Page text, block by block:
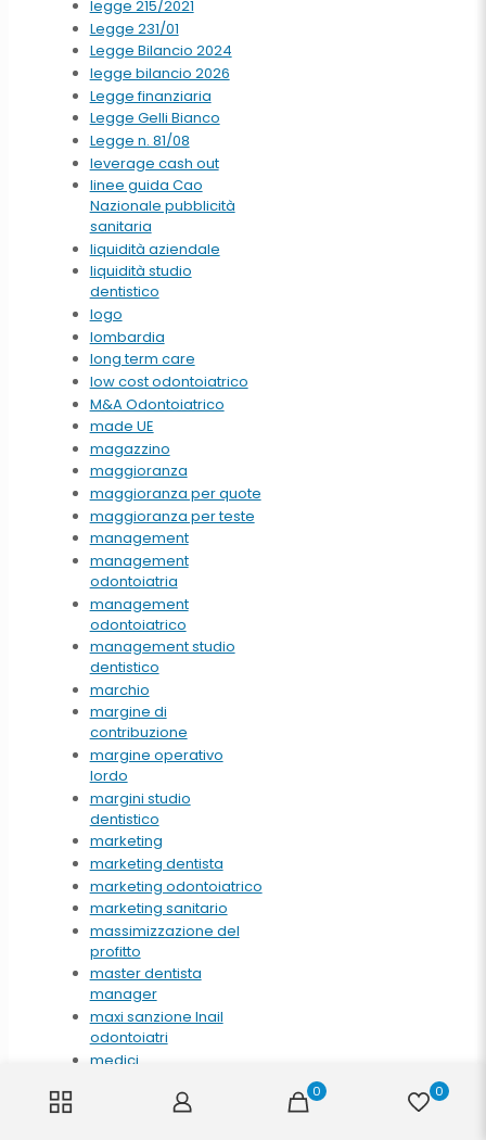
legge 215/2021
Legge 231/01
Legge Bilancio 2024
legge bilancio 2026
Legge finanziaria
Legge Gelli Bianco
Legge n. 81/08
leverage cash out
linee guida Cao
Nazionale pubblicità
sanitaria
liquidità aziendale
liquidità studio
dentistico
logo
lombardia
long term care
low cost odontoiatrico
M&A Odontoiatrico
made UE
magazzino
maggioranza
maggioranza per quote
maggioranza per teste
management
management
odontoiatria
management
odontoiatrico
management studio
dentistico
marchio
margine di
contribuzione
margine operativo
lordo
margini studio
dentistico
marketing
marketing dentista
marketing odontoiatrico
marketing sanitario
massimizzazione del
profitto
master dentista
manager
maxi sanzione Inail
odontoiatri
medici
medico competente
0 0